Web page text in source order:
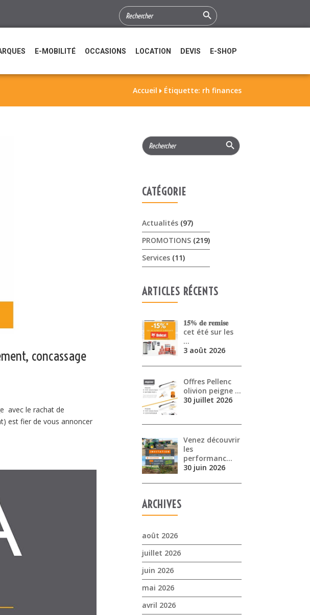
SEARCH
FOR:
Search Button
E-MOBILITÉ OCCASIONS LOCATION DEVIS E-SHOP
Accueil  Étiquette: rh finances
concassage
avec le rachat de
est fier de vous annoncer
Search
for:
Search Button
CATÉGORIE
Actualités (97)
PROMOTIONS (219)
Services (11)
ARTICLES RÉCENTS
𝟏𝟓% 𝐝𝐞 𝐫𝐞𝐦𝐢𝐬𝐞
cet été sur les
…
3 août 2026
Offres Pellenc
olivion peigne …
30 juillet 2026
Venez découvrir
les
performanc…
30 juin 2026
ARCHIVES
août 2026
juillet 2026
juin 2026
mai 2026
avril 2026